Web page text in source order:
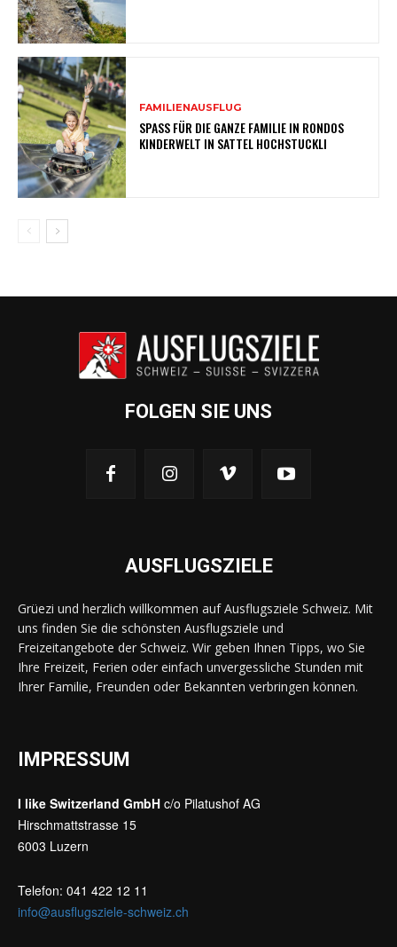
FAMILIENAUSFLUG
SPASS FÜR DIE GANZE FAMILIE IN RONDOS
KINDERWELT IN SATTEL HOCHSTUCKLI
FOLGEN SIE UNS
AUSFLUGSZIELE
Grüezi und herzlich willkommen auf Ausflugsziele Schweiz. Mit
uns finden Sie die schönsten Ausflugsziele und
Freizeitangebote der Schweiz. Wir geben Ihnen Tipps, wo Sie
Ihre Freizeit, Ferien oder einfach unvergessliche Stunden mit
Ihrer Familie, Freunden oder Bekannten verbringen können.
IMPRESSUM
I like Switzerland GmbH c/o Pilatushof AG
Hirschmattstrasse 15
6003 Luzern
Telefon: 041 422 12 11
info@ausflugsziele-schweiz.ch